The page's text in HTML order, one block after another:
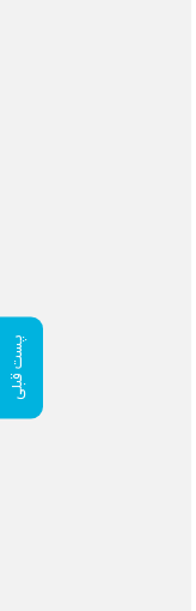
پست قبلی